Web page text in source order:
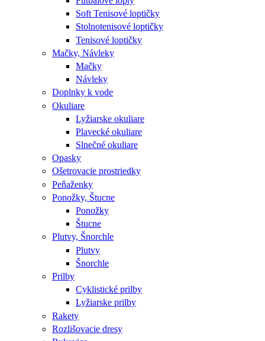
Soft Tenisové loptičky
Stolnotenisové loptičky
Tenisové loptičky
Mačky, Návleky
Mačky
Návleky
Doplnky k vode
Okuliare
Lyžiarske okuliare
Plavecké okuliare
Slnečné okuliare
Opasky
Ošetrovacie prostriedky
Peňaženky
Ponožky, Štucne
Ponožky
Štucne
Plutvy, Šnorchle
Plutvy
Šnorchle
Prilby
Cyklistické prilby
Lyžiarske prilby
Rakety
Rozlišovacie dresy